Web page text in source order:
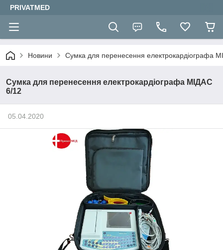
PRIVATMED
Новини Сумка для перенесення електрокардіографа
Сумка для перенесення електрокардіографа МІДАС
6/12
05.04.2020